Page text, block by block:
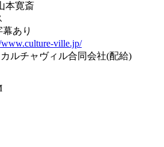
本寛斎
あり
www.culture-ville.jp/
ルチャヴィル合同会社(配給)